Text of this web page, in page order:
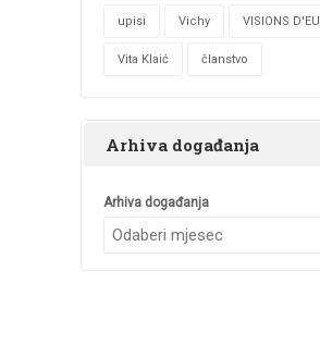
upisi Vichy VISIONS
Vita Klaić članstvo
Arhiva događanja
Arhiva događanja